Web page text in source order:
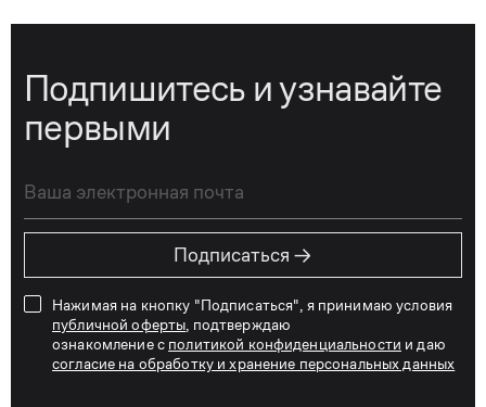
Подпишитесь и узнавайте
первыми
Подписаться →
Нажимая на кнопку "Подписаться", я принимаю условия
публичной оферты , подтверждаю
ознакомление с политикой конфиденциальности и даю
согласие на обработку и хранение персональных данных